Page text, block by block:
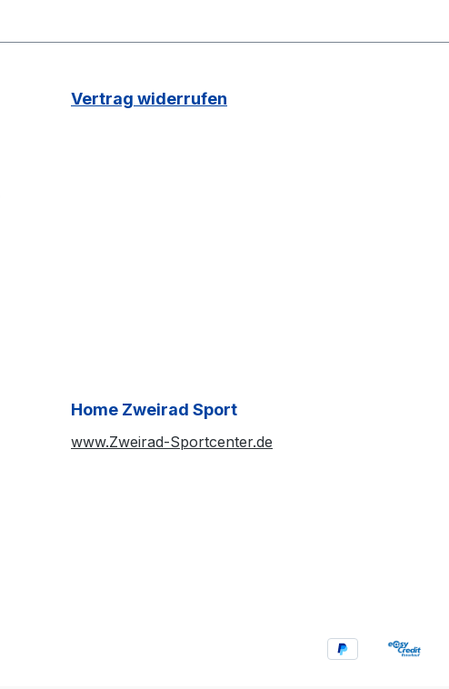
Vertrag widerrufen
Home Zweirad Sport
www.Zweirad-Sportcenter.de